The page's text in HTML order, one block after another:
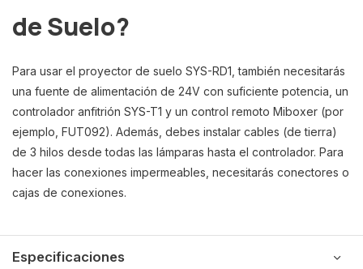
de Suelo?
Para usar el proyector de suelo SYS-RD1, también necesitarás
una fuente de alimentación de 24V con suficiente potencia, un
controlador anfitrión SYS-T1 y un control remoto Miboxer (por
ejemplo, FUT092). Además, debes instalar cables (de tierra)
de 3 hilos desde todas las lámparas hasta el controlador. Para
hacer las conexiones impermeables, necesitarás conectores o
cajas de conexiones.
Especificaciones